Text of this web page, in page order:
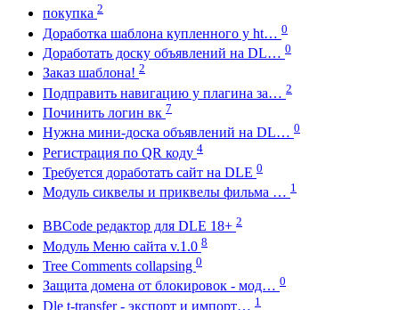
покупка 2
Доработка шаблона купленного у ht… 0
Доработать доску объявлений на DL… 0
Заказ шаблона! 2
Подправить навигацию у плагина за… 2
Починить логин вк 7
Нужна мини-доска объявлений на DL… 0
Регистрация по QR коду 4
Требуется доработать сайт на DLE 0
Модуль сиквелы и приквелы фильма … 1
BBCode редактор для DLE 18+ 2
Модуль Меню сайта v.1.0 8
Tree Comments collapsing 0
Защита домена от блокировок - мод… 0
Dle t-transfer - экспорт и импорт… 1